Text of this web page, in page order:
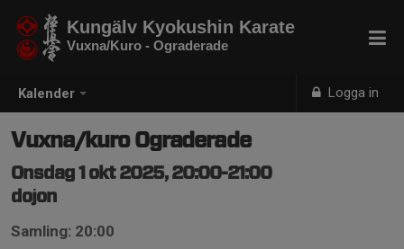
Kalender Logga in
Kungälv Kyokushin Karate
Vuxna/Kuro - Ograderade
Vuxna/kuro Ograderade
Onsdag 1 okt 2025, 20:00-21:00
dojon
Samling: 20:00